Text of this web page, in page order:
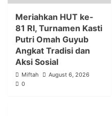
Meriahkan HUT ke-
81 RI, Turnamen Kasti
Putri Omah Guyub
Angkat Tradisi dan
Aksi Sosial
Miftah
August 6, 2026
0